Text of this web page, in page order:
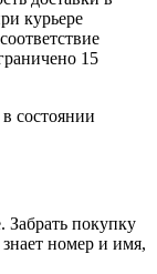
курьере
15
состоянии
Забрать покупку
номер и имя,